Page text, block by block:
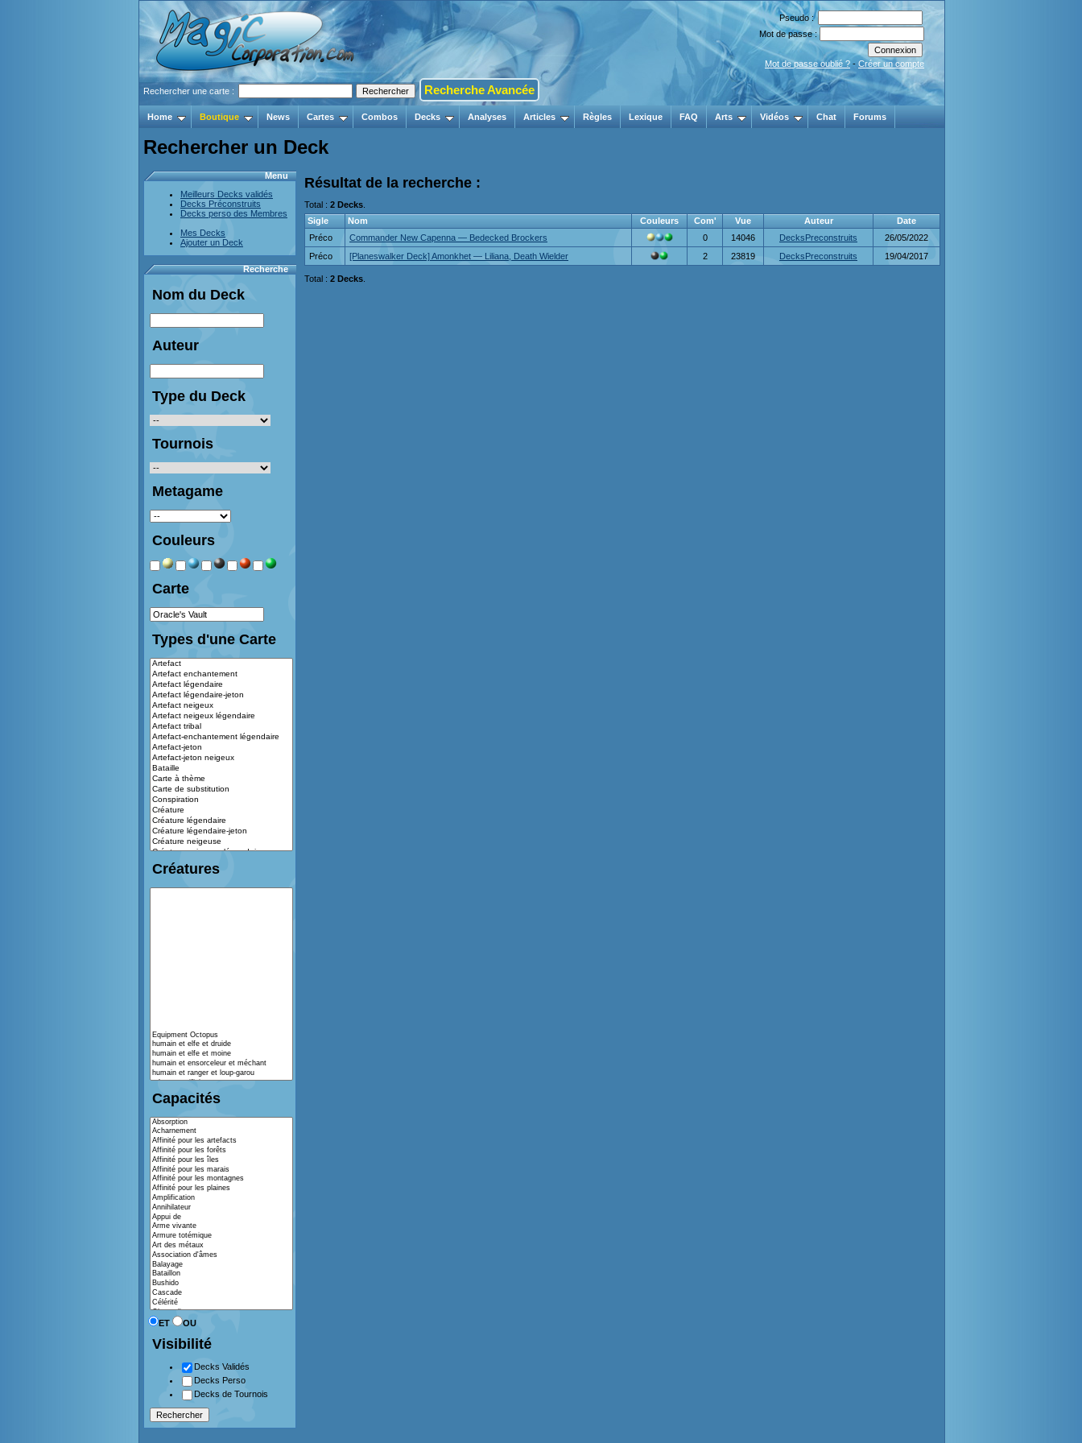
Pseudo :
Mot de passe :
Mot de passe oublié ? - Créer un compte
Rechercher une carte : Recherche Avancée
Home Boutique News Cartes Combos Decks Analyses Articles Règles Lexique FAQ Arts Vidéos Chat Forums
Rechercher un Deck
Menu
Meilleurs Decks validés
Decks Préconstruits
Decks perso des Membres
Mes Decks
Ajouter un Deck
Recherche
Nom du Deck
Auteur
Type du Deck
Tournois
Metagame
Couleurs
Carte
Types d'une Carte
Créatures
Capacités
ET OU
Visibilité
Decks Validés
Decks Perso
Decks de Tournois
Résultat de la recherche :
Total : 2 Decks
Sigle
Nom Couleurs Com' Vue Auteur
Date
Préco
Commander New Capenna — Bedecked Brockers 0 14046 DecksPreconstruits
26/05/2022
Préco
[Planeswalker Deck] Amonkhet — Liliana, Death Wielder 2 23819 DecksPreconstruits 19/04/2017
Total : 2 Decks